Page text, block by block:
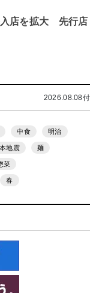
入店を拡大 先行店
2026.08.08付
中食 明治
地震 麺
菜
春